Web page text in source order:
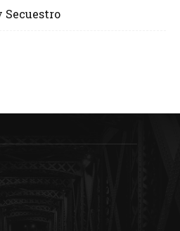
Secuestro